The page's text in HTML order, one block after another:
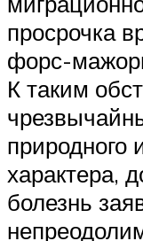
просрочка
форс-
К таким
природного
характера,
болезнь